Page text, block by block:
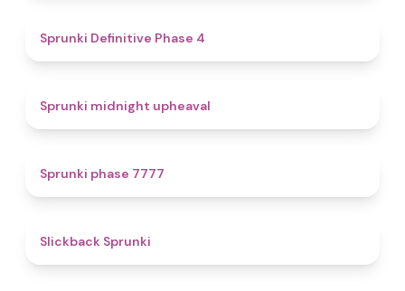
Sprunki Definitive Phase 4
Sprunki midnight upheaval
Sprunki phase 7777
Slickback Sprunki